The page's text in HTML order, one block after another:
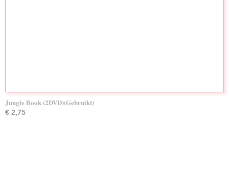
Jungle Book (2DVD)(Gebruikt)
€ 2,75